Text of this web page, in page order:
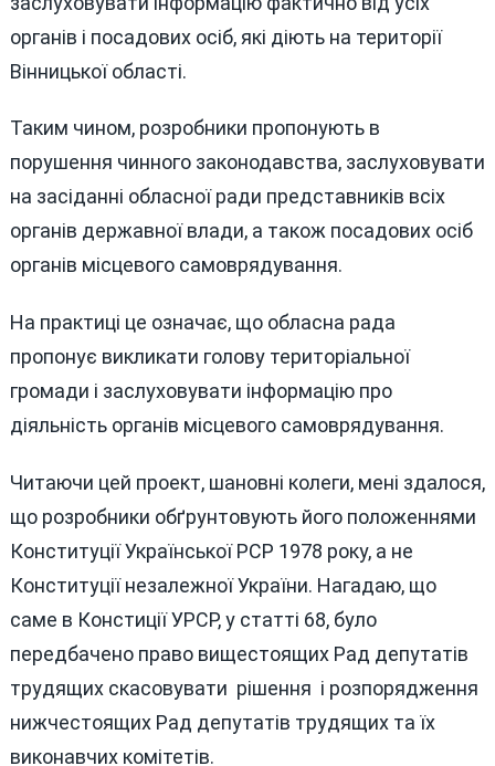
органів і посадових осіб, які діють на території
Вінницької області.
Таким чином, розробники пропонують в
порушення чинного законодавства, заслуховувати
на засіданні обласної ради представників всіх
органів державної влади, а також посадових осіб
органів місцевого самоврядування.
На практиці це означає, що обласна рада
пропонує викликати голову територіальної
громади і заслуховувати інформацію про
діяльність органів місцевого самоврядування.
Читаючи цей проект, шановні колеги, мені здалося,
що розробники обґрунтовують його положеннями
Конституції Української РСР 1978 року, а не
Конституції незалежної України. Нагадаю, що
саме в Констиції УРСР, у статті 68, було
передбачено право вищестоящих Рад депутатів
трудящих скасовувати рішення і розпорядження
нижчестоящих Рад депутатів трудящих та їх
виконавчих комітетів.